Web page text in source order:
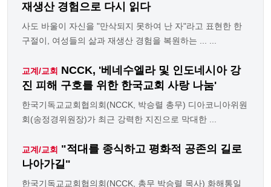
재생산 경험으로 다시 읽다
사도 바울이 자신을 "만삭되지 못하여 난 자"라고 표현한 한
구절이, 여성들의 삶과 재생산 경험을 복원하는 ... ...
교계/교회 NCCK, '베네수엘라 및 인도네시아 강
진 피해 구호를 위한 한국교회 사랑 나눔'
한국기독교교회협의회(NCCK, 박승렬 총무) 디아코니아위원
회(송정경위원장)가 최근 강력한 지진으로 막대한 ...
교계/교회 "적대를 종식하고 평화적 공존의 길로
나아가길"
한국기독교교회협의회(NCCK, 총무 박승렬 목사) 화해통일